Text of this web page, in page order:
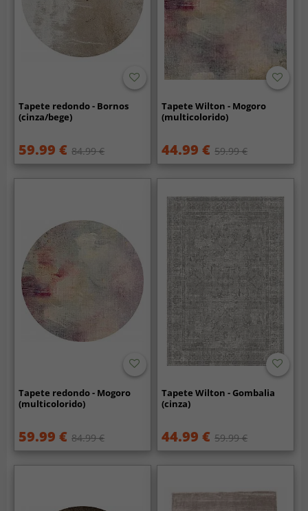
Tapete redondo - Bornos
(cinza/bege)
59.99 € 84.99 €
Tapete Wilton - Mogoro
(multicolorido)
44.99 € 59.99 €
Tapete redondo - Mogoro
(multicolorido)
59.99 € 84.99 €
Tapete Wilton - Gombalia
(cinza)
44.99 € 59.99 €